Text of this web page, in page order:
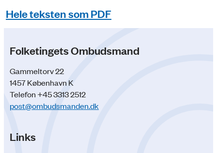
Hele teksten som PDF
Folketingets Ombudsmand
Gammeltorv 22
1457 København K
Telefon +45 3313 2512
post@ombudsmanden.dk
Links